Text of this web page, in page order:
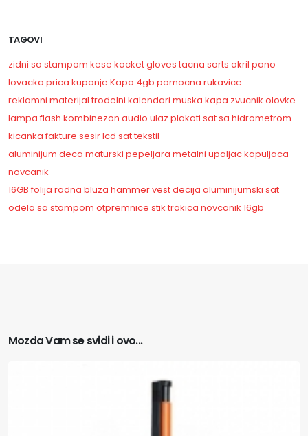
TAGOVI
zidni sa stampom kese kacketgloves tacna sorts akril pano
lovacka prica kupanje Kapa 4gb pomocna rukavice
reklamni materijal trodelni kalendari muska kapa zvucnik olovke
lampa flash kombinezon audio ulaz plakati sat sa hidrometrom
kicanka fakture sesirlcd sattekstil
aluminijum deca maturski pepeljara metalni upaljackapuljaca
novcanik
16GB folija radna bluza hammer vestdecija aluminijumski sat
odela sa stampom otpremnice stik trakica novcanik 16gb
Mozda Vam se svidi i ovo...